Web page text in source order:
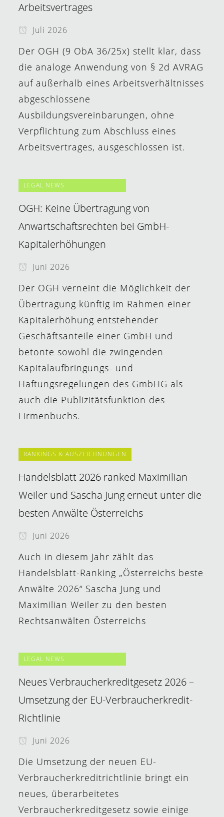
Arbeitsvertrages
Juli 2026
Der OGH (9 ObA 36/25x) stellt klar, dass
die analoge Anwendung von § 2d AVRAG
auf außerhalb eines Arbeitsverhältnisses
abgeschlossene
Ausbildungsvereinbarungen, ohne
Verpflichtung zum Abschluss eines
Arbeitsvertrages, ausgeschlossen ist.
LEGAL NEWS
OGH: Keine Übertragung von
Anwartschaftsrechten bei GmbH-
Kapitalerhöhungen
Juni 2026
Der OGH verneint die Möglichkeit der
Übertragung künftig im Rahmen einer
Kapitalerhöhung entstehender
Geschäftsanteile einer GmbH und
betonte sowohl die zwingenden
Kapitalaufbringungs- und
Haftungsregelungen des GmbHG als
auch die Publizitätsfunktion des
Firmenbuchs.
RANKINGS & AUSZEICHNUNGEN
Handelsblatt 2026 ranked Maximilian
Weiler und Sascha Jung erneut unter die
besten Anwälte Österreichs
Juni 2026
Auch in diesem Jahr zählt das
Handelsblatt-Ranking „Österreichs beste
Anwälte 2026“ Sascha Jung und
Maximilian Weiler zu den besten
Rechtsanwälten Österreichs
LEGAL NEWS
Neues Verbraucherkreditgesetz 2026 –
Umsetzung der EU-Verbraucherkredit-
Richtlinie
Juni 2026
Die Umsetzung der neuen EU-
Verbraucherkreditrichtlinie bringt ein
neues, überarbeitetes
Verbraucherkreditgesetz sowie einige